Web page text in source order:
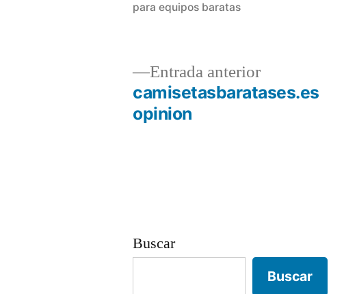
para equipos baratas
Navegación
Entrada anteriorEntrada
anterior:
camisetasbaratases.es
opinion
Buscar
Buscar